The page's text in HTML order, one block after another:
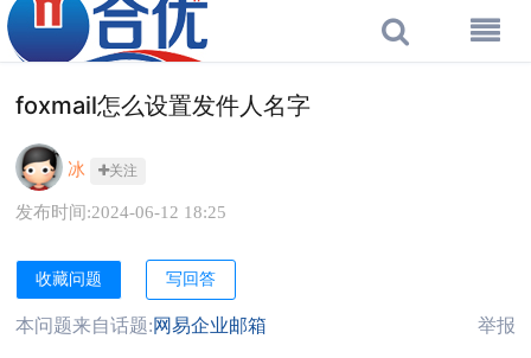
foxmail怎么设置发件人名字
冰 关注
发布时间:2024-06-12 18:25
收藏问题 写回答
本问题来自话题:网易企业邮箱 举报